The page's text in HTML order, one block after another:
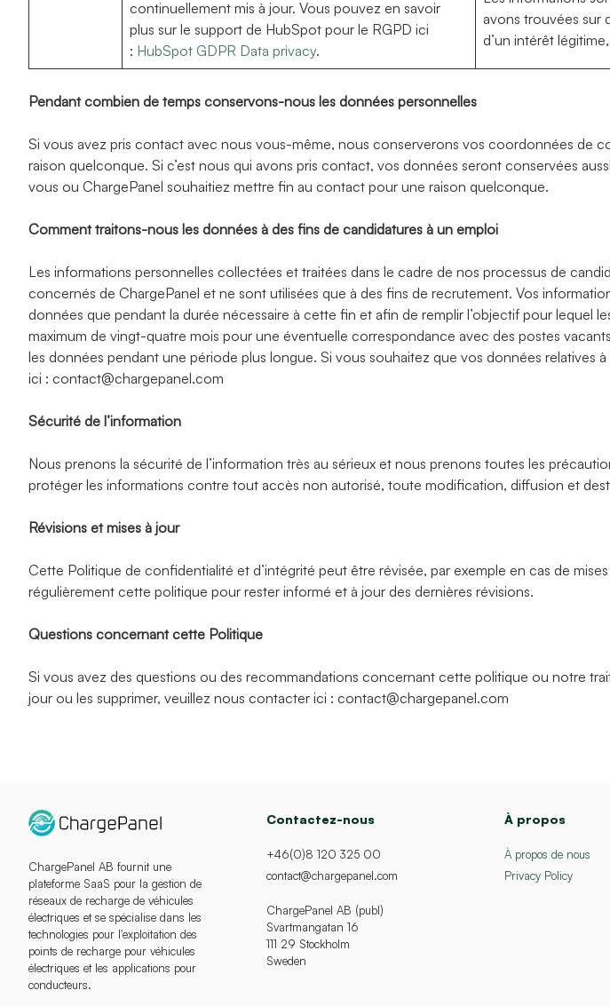
continuellement mis à jour. Vous pouvez en savoir
plus sur le support de HubSpot pour le RGPD ici
: HubSpot GDPR Data privacy.
avons trouvées sur
d’un intérêt
Pendant combien de temps conservons-nous les données personnelles
Si vous avez pris contact avec nous vous-même, nous conserverons vos coordonnées de
raison quelconque. Si c’est nous qui avons pris contact, vos données seront conservées
vous ou ChargePanel souhaitiez mettre fin au contact pour une raison quelconque.
Comment traitons-nous les données à des fins de candidatures à un emploi
Les informations personnelles collectées et traitées dans le cadre de nos processus de
concernés de ChargePanel et ne sont utilisées que à des fins de recrutement. Vos
données que pendant la durée nécessaire à cette fin et afin de remplir l’objectif pour
maximum de vingt-quatre mois pour une éventuelle correspondance avec des postes
les données pendant une période plus longue. Si vous souhaitez que vos données relatives
ici : contact@chargepanel.com
Sécurité de l’information
Nous prenons la sécurité de l’information très au sérieux et nous prenons toutes les
protéger les informations contre tout accès non autorisé, toute modification, diffusion et
Révisions et mises à jour
Cette Politique de confidentialité et d’intégrité peut être révisée, par exemple en cas de
régulièrement cette politique pour rester informé et à jour des dernières révisions.
Questions concernant cette Politique
Si vous avez des questions ou des recommandations concernant cette politique ou notre
jour ou les supprimer, veuillez nous contacter ici : contact@chargepanel.com
ChargePanel AB fournit une
plateforme SaaS pour la gestion de
réseaux de recharge de véhicules
électriques et se spécialise dans les
technologies pour l'exploitation des
points de recharge pour véhicules
électriques et les applications pour
conducteurs.
Contactez-nous
+46(0)8 120 325 00
contact@chargepanel.com
ChargePanel AB (publ)
Svartmangatan 16
111 29 Stockholm
Sweden
À propos
À propos de nous
Privacy Policy